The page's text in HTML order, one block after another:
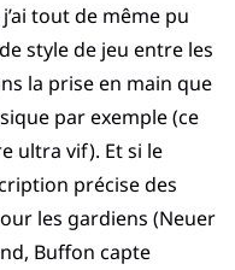
tout de même pu
style de jeu entre les
la prise en main que
par exemple (ce
ultra vif). Et si le
précise des
les gardiens (Neuer
Buffon capte